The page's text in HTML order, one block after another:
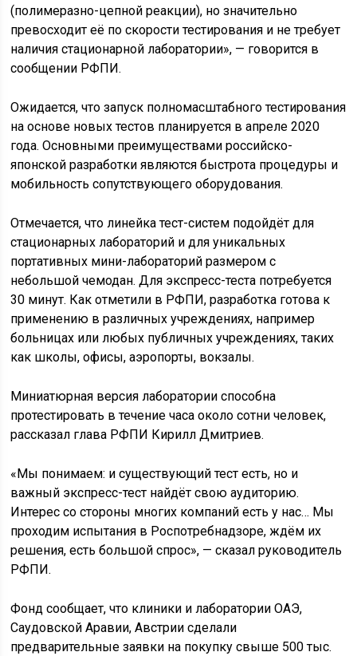
(полимеразно-цепной реакции), но значительно
превосходит её по скорости тестирования и не требует
наличия стационарной лаборатории», — говорится в
сообщении РФПИ.
Ожидается, что запуск полномасштабного тестирования
на основе новых тестов планируется в апреле 2020
года. Основными преимуществами российско-
японской разработки являются быстрота процедуры и
мобильность сопутствующего оборудования.
Отмечается, что линейка тест-систем подойдёт для
стационарных лабораторий и для уникальных
портативных мини-лабораторий размером с
небольшой чемодан. Для экспресс-теста потребуется
30 минут. Как отметили в РФПИ, разработка готова к
применению в различных учреждениях, например
больницах или любых публичных учреждениях, таких
как школы, офисы, аэропорты, вокзалы.
Миниатюрная версия лаборатории способна
протестировать в течение часа около сотни человек,
рассказал глава РФПИ Кирилл Дмитриев.
«Мы понимаем: и существующий тест есть, но и
важный экспресс-тест найдёт свою аудиторию.
Интерес со стороны многих компаний есть у нас… Мы
проходим испытания в Роспотребнадзоре, ждём их
решения, есть большой спрос», — сказал руководитель
РФПИ.
Фонд сообщает, что клиники и лаборатории ОАЭ,
Саудовской Аравии, Австрии сделали
предварительные заявки на покупку свыше 500 тыс.